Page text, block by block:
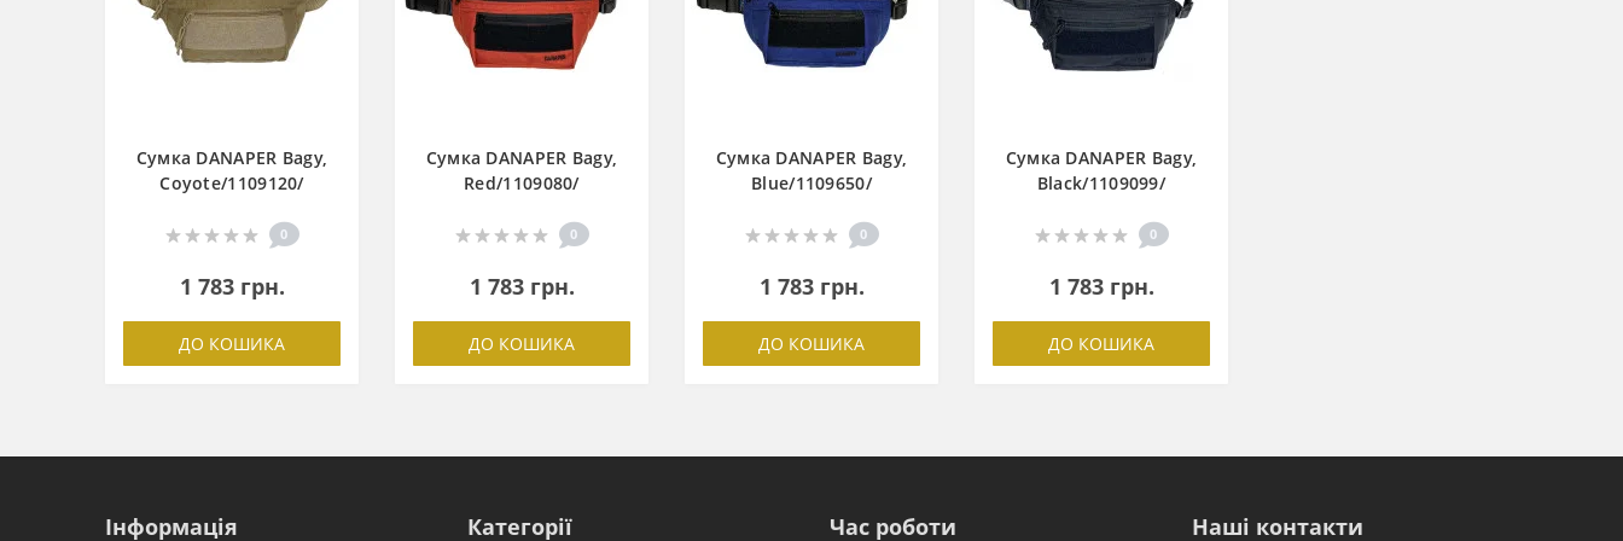
Сумка DANAPER Bagy,
Coyote/1109120/
0
1 783 грн.
ДО КОШИКА
Сумка DANAPER Bagy,
Red/1109080/
0
1 783 грн.
ДО КОШИКА
Сумка DANAPER Bagy,
Blue/1109650/
0
1 783 грн.
ДО КОШИКА
Сумка DANAPER Bagy,
Black/1109099/
0
1 783 грн.
ДО КОШИКА
Інформація Категорії Час роботи Наші контакти